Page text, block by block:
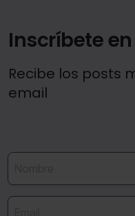
Inscríbete
Recibe los posts
email